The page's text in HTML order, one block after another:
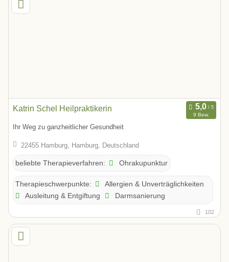
Katrin Schel Heilpraktikerin
9 Bew.
Ihr Weg zu ganzheitlicher Gesundheit
22455 Hamburg, Hamburg, Deutschland
beliebte Therapieverfahren: Ohrakupunktur
Therapieschwerpunkte:
Allergien & Unverträglichkeiten
Ausleitung & Entgiftung
Darmsanierung
102